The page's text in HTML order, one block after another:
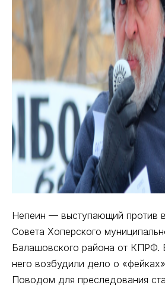
Непеин — выступающий против
Совета Хоперского
Балашовского района от КПРФ.
него возбудили дело о
Поводом для преследования